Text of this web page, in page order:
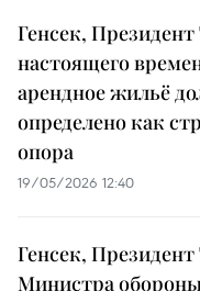
Генсек,
настоящего
арендное жильё
определено как
опора
19/05/2026 12:40
Генсек,
Министра